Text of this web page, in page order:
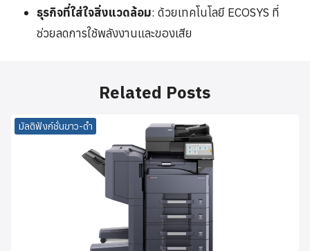
ธุรกิจที่ใส่ใจสิ่งแวดล้อม: ด้วยเทคโนโลยี ECOSYS ที่
ช่วยลดการใช้พลังงานและของเสีย
Related Posts
มัลติฟังก์ชั่นขาว-ดำ